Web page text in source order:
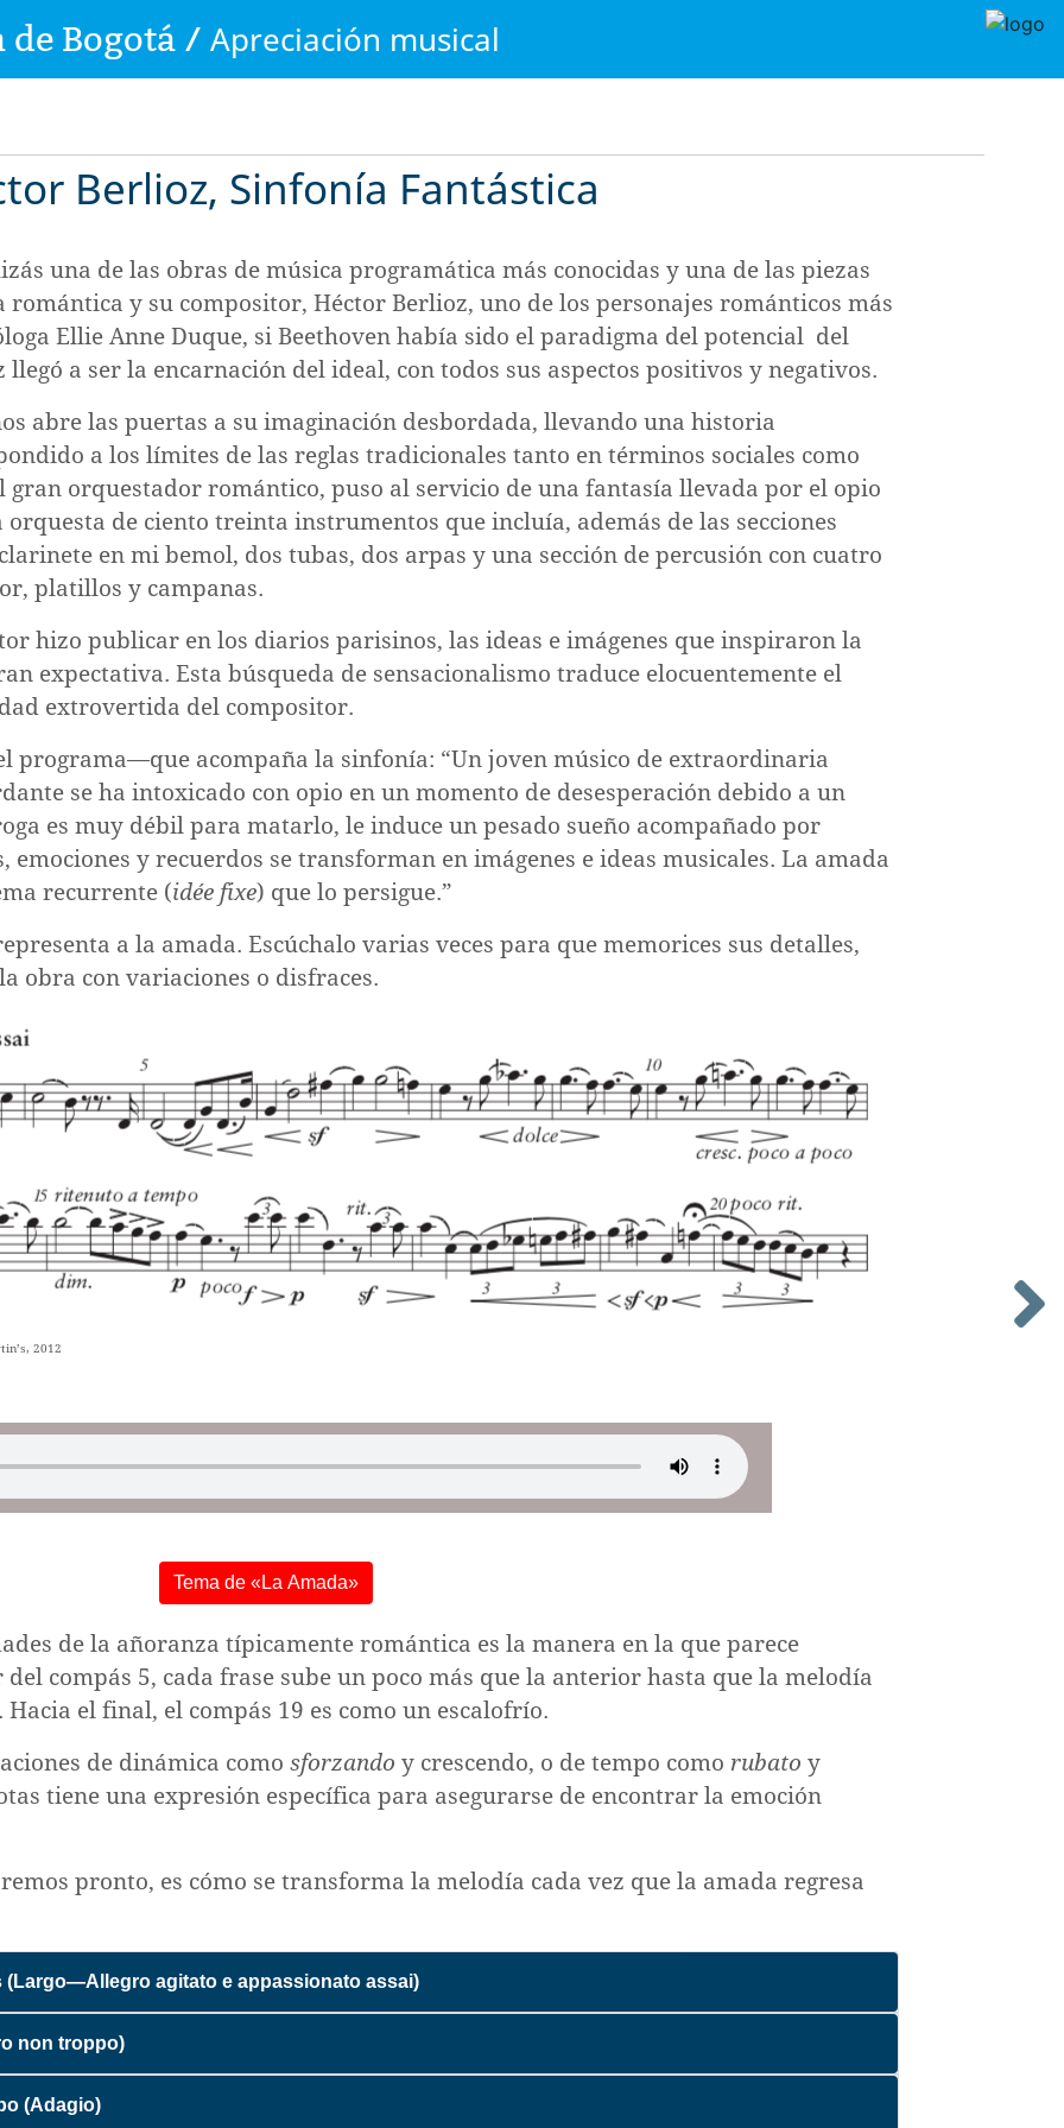
de Bogotá /Apreciación musical
Berlioz, Sinfonía Fantástica
una de las obras de música programática más conocidas y una de las piezas
y su compositor, Héctor Berlioz, uno de los personajes románticos más
Ellie Anne Duque, si Beethoven había sido el paradigma del potencial del
a ser la encarnación del ideal, con todos sus aspectos positivos y negativos.
abre las puertas a su imaginación desbordada, llevando una historia
a los límites de las reglas tradicionales tanto en términos sociales como
gran orquestador romántico, puso al servicio de una fantasía llevada por el opio
de ciento treinta instrumentos que incluía, además de las secciones
en mi bemol, dos tubas, dos arpas y una sección de percusión con cuatro
platillos y campanas.
hizo publicar en los diarios parisinos, las ideas e imágenes que inspiraron la
expectativa. Esta búsqueda de sensacionalismo traduce elocuentemente el
extrovertida del compositor.
programa—que acompaña la sinfonía: “Un joven músico de extraordinaria
se ha intoxicado con opio en un momento de desesperación debido a un
es muy débil para matarlo, le induce un pesado sueño acompañado por
emociones y recuerdos se transforman en imágenes e ideas musicales. La amada
recurrente (idée fixe) que lo persigue.”
a la amada. Escúchalo varias veces para que memorices sus detalles,
obra con variaciones o disfraces.
2012
Tema de «La Amada»
de la añoranza típicamente romántica es la manera en la que parece
compás 5, cada frase sube un poco más que la anterior hasta que la melodía
el final, el compás 19 es como un escalofrío.
de dinámica comosforzando y crescendo, o de tempo como rubato y
tiene una expresión específica para asegurarse de encontrar la emoción
pronto, es cómo se transforma la melodía cada vez que la amada regresa
(Largo—Allegro agitato e appassionato assai)
non troppo)
(Adagio)